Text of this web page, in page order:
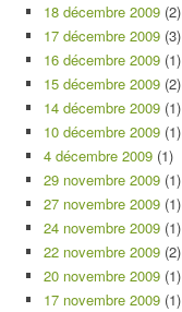
18 décembre 2009 (2)
17 décembre 2009 (3)
16 décembre 2009 (1)
15 décembre 2009 (2)
14 décembre 2009 (1)
10 décembre 2009 (1)
4 décembre 2009 (1)
29 novembre 2009 (1)
27 novembre 2009 (1)
24 novembre 2009 (1)
22 novembre 2009 (2)
20 novembre 2009 (1)
17 novembre 2009 (1)